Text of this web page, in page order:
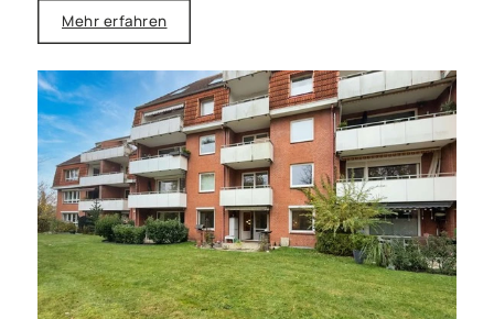
Mehr erfahren